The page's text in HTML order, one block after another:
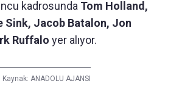
kadrosunda Tom Holland,
Sink, Jacob Batalon, Jon
Ruffalo yer alıyor.
Kaynak: ANADOLU AJANSI